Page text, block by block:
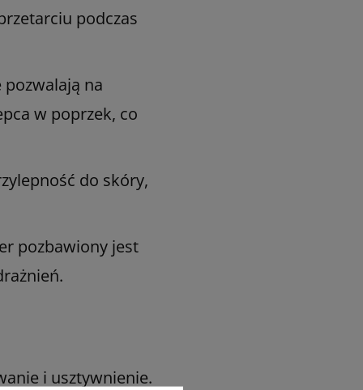
podczas
na
w poprzek, co
do skóry,
pozbawiony jest
i usztywnienie.